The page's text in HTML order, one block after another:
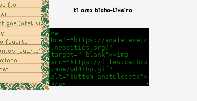
(to
(ateliê)
de
(quarto)
(quarto)
ti amo bicho-lixeiro